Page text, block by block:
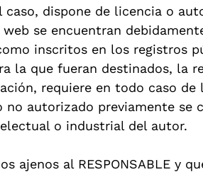
caso, dispone de licencia o
se encuentran
inscritos en los registros
la que fueran destinados, la
requiere en todo caso
no autorizado previamente
o industrial del autor.
ajenos al RESPONSABLE y